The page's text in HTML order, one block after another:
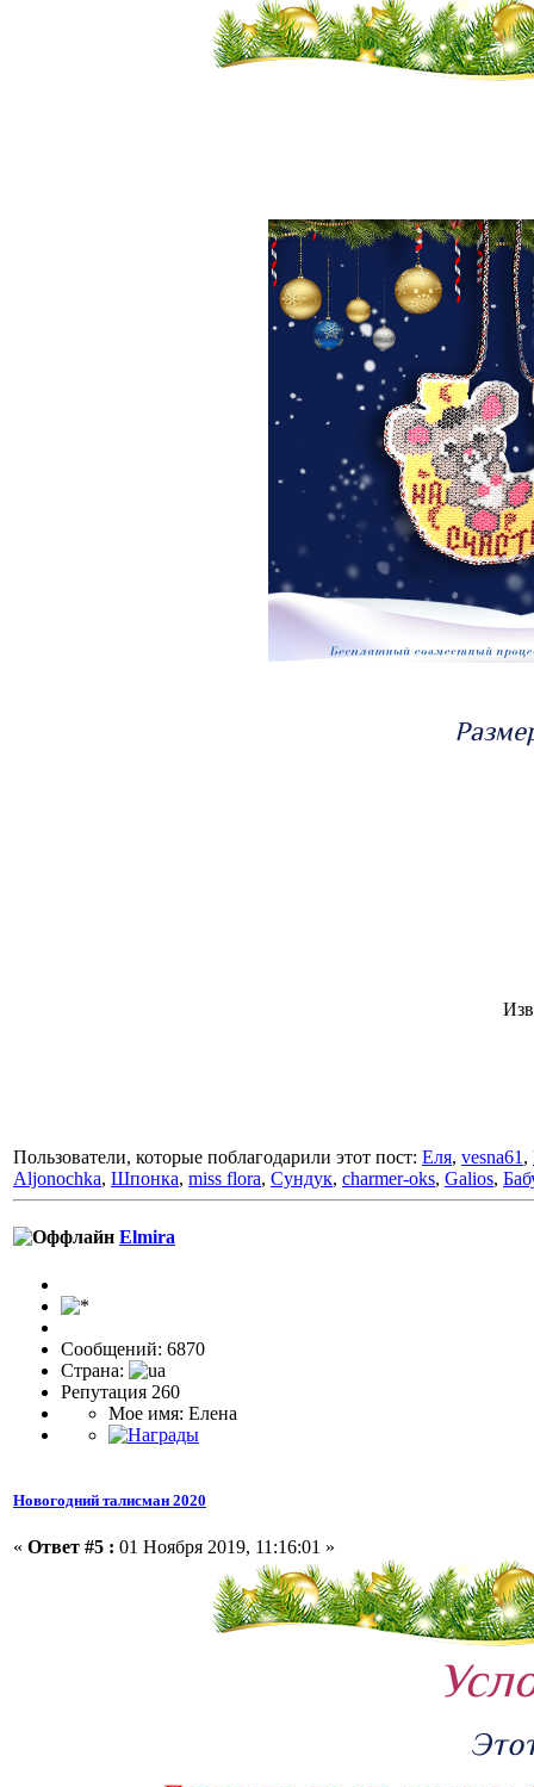
Пользователи, которые поблагодарили этот пост: Еля, vesna61 ,
Aljonochka, Шпонка, miss flora, Сундук, charmer-oks, Galios,
Elmira
Сообщений: 6870
Страна:
Репутация 260
Мое имя: Елена
Новогодний талисман 2020
« Ответ #5 : 01 Ноября 2019, 11:16:01 »